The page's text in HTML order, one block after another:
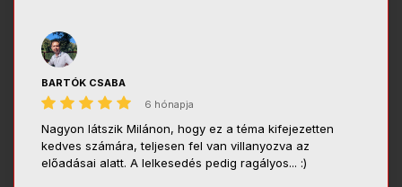
BARTÓK CSABA
6 hónapja
Nagyon látszik Milánon, hogy ez a téma kifejezetten
kedves számára, teljesen fel van villanyozva az
előadásai alatt. A lelkesedés pedig ragályos... :)